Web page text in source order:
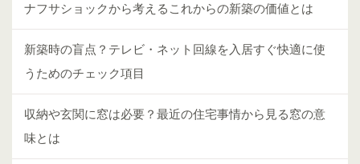
ナフサショックから考えるこれからの新築の価値とは
新築時の盲点？テレビ・ネット回線を入居すぐ快適に使
うためのチェック項目
収納や玄関に窓は必要？最近の住宅事情から見る窓の意
味とは